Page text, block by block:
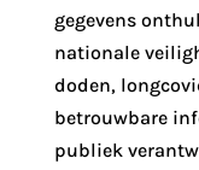
gegevens
nationale
doden,
betrouwbare
publiek